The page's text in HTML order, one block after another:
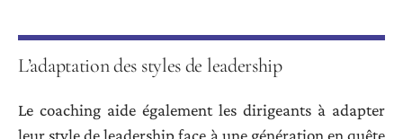
L’adaptation des styles de leadership
Le coaching aide également les dirigeants à adapter